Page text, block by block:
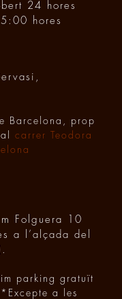
24 hores
hores
Barcelona, prop
carrer Teodora
Folguera 10
a l’alçada del
parking gratuït
a les